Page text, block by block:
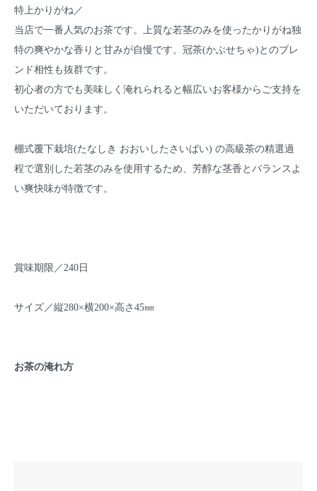
特上かりがね／
当店で一番人気のお茶です。上質な若茎のみを使ったかりがね独
特の爽やかな香りと甘みが自慢です。冠茶(かぶせちゃ)とのブレ
ンド相性も抜群です。
初心者の方でも美味しく淹れられると幅広いお客様からご支持を
いただいております。
棚式覆下栽培(たなしき おおいしたさいばい) の高級茶の精選過
程で選別した若茎のみを使用するため、芳醇な茎香とバランスよ
い爽快味が特徴です。
賞味期限／240日
サイズ／縦280×横200×高さ45㎜
お茶の淹れ方